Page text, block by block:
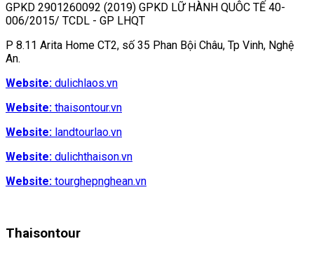
GPKD 2901260092 (2019) GPKD LỮ HÀNH QUÔC TẾ 40-
006/2015/ TCDL - GP LHQT
P 8.11 Arita Home CT2, số 35 Phan Bội Châu, Tp Vinh, Nghệ
An.
Website: dulichlaos.vn
Website: thaisontour.vn
Website: landtourlao.vn
Website: dulichthaison.vn
Website: tourghepnghean.vn
Thaisontour